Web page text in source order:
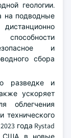
геологии.
на подводные
и
сбора
разведке и
ускоряет
облегчения
технического
года Rystad